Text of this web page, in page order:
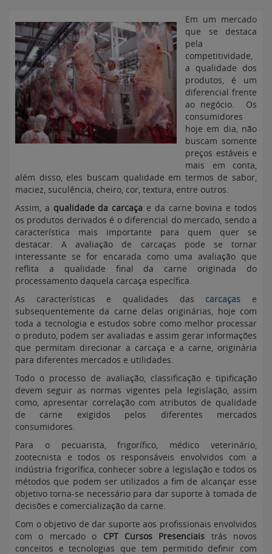
Em um mercado
que se destaca
pela
competitividade,
a qualidade dos
produtos, é um
diferencial frente
ao negócio. Os
consumidores
hoje em dia, não
buscam somente
preços estáveis e
mais em conta,
além disso, eles buscam qualidade em termos de sabor,
maciez, suculência, cheiro, cor, textura, entre outros.
Assim, a qualidade da carcaça e da carne bovina e todos
os produtos derivados é o diferencial do mercado, sendo a
característica mais importante para quem quer se
destacar. A avaliação de carcaças pode se tornar
interessante se for encarada como uma avaliação que
reflita a qualidade final da carne originada do
processamento daquela carcaça específica.
As características e qualidades das carcaças e
subsequentemente da carne delas originárias, hoje com
toda a tecnologia e estudos sobre como melhor processar
o produto, podem ser avaliadas e assim gerar informações
que permitam direcionar a carcaça e a carne, originária
para diferentes mercados e utilidades.
Todo o processo de avaliação, classificação e tipificação
devem seguir as normas vigentes pela legislação, assim
como, apresentar correlação com atributos de qualidade
de carne exigidos pelos diferentes mercados
consumidores.
Para o pecuarista, frigorífico, médico veterinário,
zootecnista e todos os responsáveis envolvidos com a
indústria frigorífica, conhecer sobre a legislação e todos os
métodos que podem ser utilizados a fim de alcançar esse
objetivo torna-se necessário para dar suporte à tomada de
decisões e comercialização da carne.
Com o objetivo de dar suporte aos profissionais envolvidos
com o mercado o CPT Cursos Presenciais trás novos
conceitos e tecnologias que tem permitido definir com